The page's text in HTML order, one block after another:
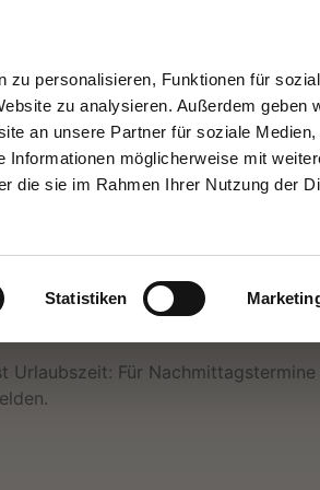
zu personalisieren, Funktionen für
zu analysieren. Außerdem geben
an unsere Partner für soziale Medien,
möglicherweise mit
die sie im Rahmen Ihrer Nutzung der
Statistiken
Straße 22
26188 Edewecht
Wir
auf
Ihren Anruf!
Urlaubszeit: Für